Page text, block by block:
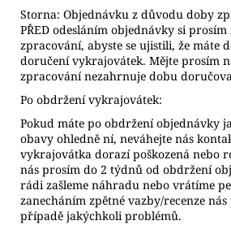
Storna: Objednávku z důvodu doby
PŘED odesláním objednávky si
zpracování, abyste se ujistili, že máte
doručení vykrajovátek. Mějte prosím
zpracování nezahrnuje dobu
Po obdržení vykrajovátek:
Pokud máte po obdržení objednávky
obavy ohledně ní, neváhejte nás
vykrajovátka dorazí poškozená nebo
nás prosím do 2 týdnů od obdržení
rádi zašleme náhradu nebo vrátíme
zanecháním zpětné vazby/recenze
případě jakýchkoli problémů.